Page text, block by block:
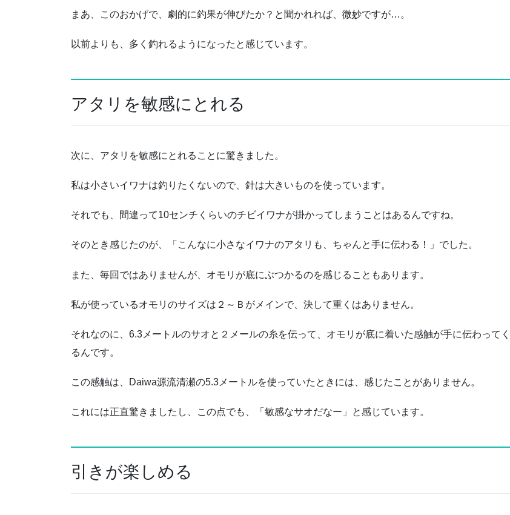
まあ、このおかげで、劇的に釣果が伸びたか？と聞かれれば、微妙ですが…。
以前よりも、多く釣れるようになったと感じています。
アタリを敏感にとれる
次に、アタリを敏感にとれることに驚きました。
私は小さいイワナは釣りたくないので、針は大きいものを使っています。
それでも、間違って10センチくらいのチビイワナが掛かってしまうことはあるんですね。
そのとき感じたのが、「こんなに小さなイワナのアタリも、ちゃんと手に伝わる！」でした。
また、毎回ではありませんが、オモリが底にぶつかるのを感じることもあります。
私が使っているオモリのサイズは２～Ｂがメインで、決して重くはありません。
それなのに、6.3メートルのサオと２メールの糸を伝って、オモリが底に着いた感触が手に伝わってく
るんです。
この感触は、Daiwa源流清瀬の5.3メートルを使っていたときには、感じたことがありません。
これには正直驚きましたし、この点でも、「敏感なサオだなー」と感じています。
引きが楽しめる